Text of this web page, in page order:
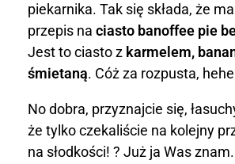
t
o
b
a
n
piekarnika. Tak się składa, że
przepis na ciasto banoffee pie
Jest to ciasto z karmelem,
śmietaną. Cóż za rozpusta,
No dobra, przyznajcie się,
że tylko czekaliście na kolejny
na słodkości! ? Już ja Was